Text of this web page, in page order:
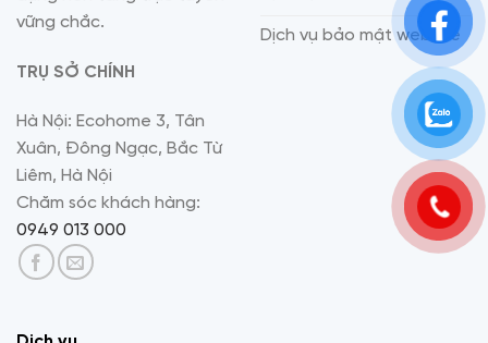
vững chắc.
TRỤ SỞ CHÍNH
Hà Nội: Ecohome 3, Tân
Xuân, Đông Ngạc, Bắc Từ
Liêm, Hà Nội
Chăm sóc khách hàng:
0949 013 000
Dịch vụ bảo mật website